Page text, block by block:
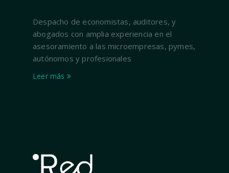
Despacho de economistas, auditores, y
abogados con amplia experiencia en el
asesoramiento a las microempresas, pymes,
autónomos y profesionales
Leer más